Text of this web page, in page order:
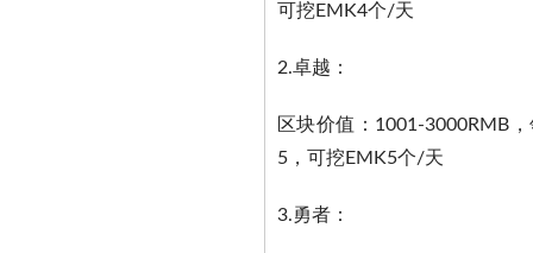
可挖EMK4个/天
2.卓越：
区块价值：1001-3000RMB
5，可挖EMK5个/天
3.勇者：